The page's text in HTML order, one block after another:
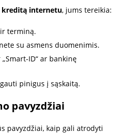
internetu, jums tereikia:
terminą.
su asmens duomenimis.
ID“ ar bankinę
pinigus į sąskaitą.
pavyzdžiai
pavyzdžiai, kaip gali atrodyti